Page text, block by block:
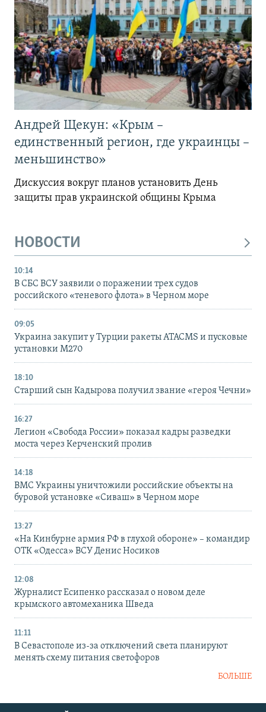
Андрей Щекун: «Крым –
единственный регион, где украинцы –
меньшинство»
Дискуссия вокруг планов установить День
защиты прав украинской общины Крыма
НОВОСТИ
10:14
В СБС ВСУ заявили о поражении трех судов
российского «теневого флота» в Черном море
09:05
Украина закупит у Турции ракеты ATACMS и пусковые
установки M270
18:10
Старший сын Кадырова получил звание «героя Чечни»
16:27
Легион «Свобода России» показал кадры разведки
моста через Керченский пролив
14:18
ВМС Украины уничтожили российские объекты на
буровой установке «Сиваш» в Черном море
13:27
«На Кинбурне армия РФ в глухой обороне» – командир
ОТК «Одесса» ВСУ Денис Носиков
12:08
Журналист Есипенко рассказал о новом деле
крымского автомеханика Шведа
11:11
В Севастополе из-за отключений света планируют
менять схему питания светофоров
БОЛЬШЕ